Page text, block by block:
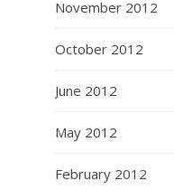
November 2012
October 2012
June 2012
May 2012
February 2012